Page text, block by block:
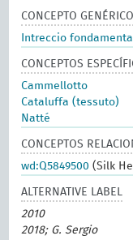
CONCEPTO GENÉRICO
Intreccio
CONCEPTOS
Cammellotto
Cataluffa (tessuto)
Natté
CONCEPTOS
wd:Q5849500 (Silk
ALTERNATIVE LABEL
2010
2018; G. Sergio